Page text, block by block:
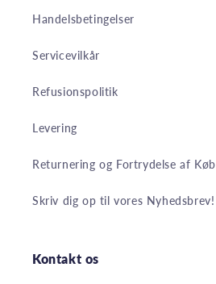
Handelsbetingelser
Servicevilkår
Refusionspolitik
Levering
Returnering og Fortrydelse af Køb
Skriv dig op til vores Nyhedsbrev!
Kontakt os